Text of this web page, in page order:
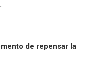
de repensar la